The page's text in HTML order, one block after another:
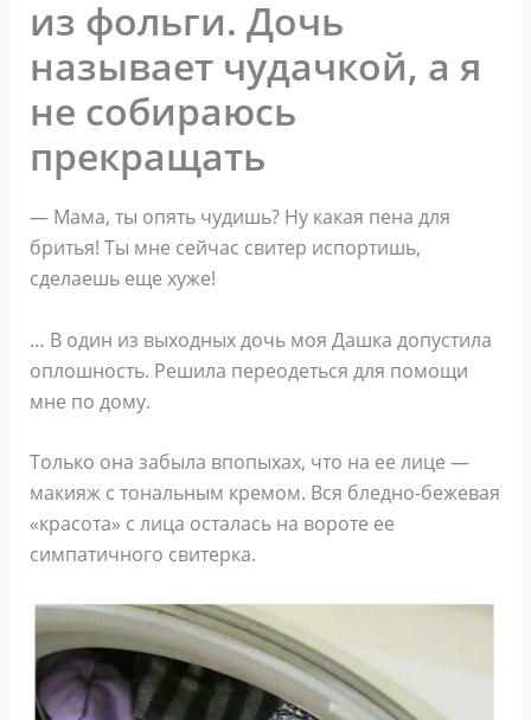
из фольги. Дочь
называет чудачкой, а я
не собираюсь
прекращать
— Мама, ты опять чудишь? Ну какая пена для
бритья! Ты мне сейчас свитер испортишь,
сделаешь еще хуже!
… В один из выходных дочь моя Дашка допустила
оплошность. Решила переодеться для помощи
мне по дому.
Только она забыла впопыхах, что на ее лице —
макияж с тональным кремом. Вся бледно-бежевая
«красота» с лица осталась на вороте ее
симпатичного свитерка.